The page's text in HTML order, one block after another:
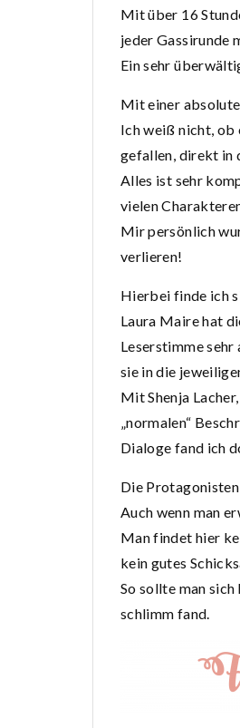
Mit über 16
jeder Gassirunde
Ein sehr
Mit einer
Ich weiß nicht, ob
gefallen, direkt in
Alles ist sehr
vielen
Mir persönlich
verlieren!
Hierbei finde ich
Laura Maire hat
Leserstimme
sie in die
Mit Shenja
„normalen“
Dialoge fand ich
Die
Auch wenn man
Man findet hier
kein gutes
So sollte man
schlimm fand.